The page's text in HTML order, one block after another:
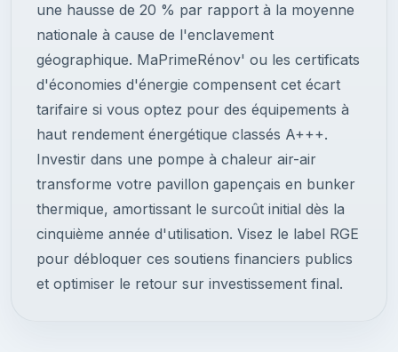
une hausse de 20 % par rapport à la moyenne
nationale à cause de l'enclavement
géographique. MaPrimeRénov' ou les certificats
d'économies d'énergie compensent cet écart
tarifaire si vous optez pour des équipements à
haut rendement énergétique classés A+++.
Investir dans une pompe à chaleur air-air
transforme votre pavillon gapençais en bunker
thermique, amortissant le surcoût initial dès la
cinquième année d'utilisation. Visez le label RGE
pour débloquer ces soutiens financiers publics
et optimiser le retour sur investissement final.